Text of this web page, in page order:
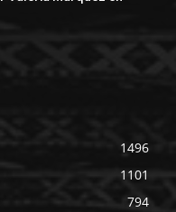
1496
1101
794